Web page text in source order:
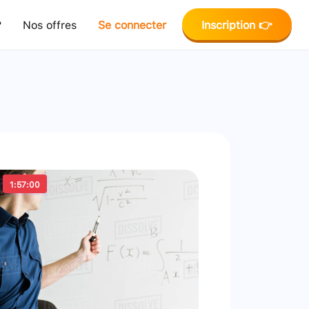
Nos offres Se connecter Inscription 👉
1:57:00